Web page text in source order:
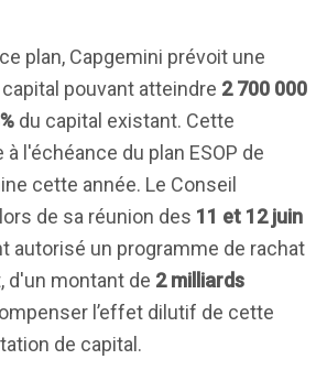
plan, Capgemini prévoit une
pouvant atteindre 2 700 000
du capital existant. Cette
l'échéance du plan ESOP de
cette année. Le Conseil
de sa réunion des 11 et 12 juin
autorisé un programme de rachat
d'un montant de 2 milliards
l’effet dilutif de cette
de capital.